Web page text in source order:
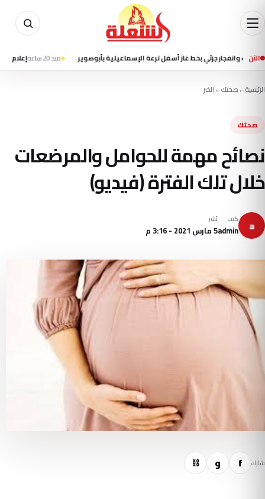
الآنجزئي بخط غاز أسفل ترعة الإسماعيلية بأبوصوير منذ 20 ساعة إعلام إيراني
الرئيسية←صحتك←الخبر
صحتك
نصائح مهمة للحوامل والمرضعات
خلال تلك الفترة (فيديو)
a كتب
admin
نُشر
5 مارس 2021 - 3:16 م
شارك f و ⛓